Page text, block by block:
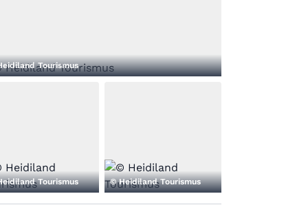
Tourismus
Tourismus © Heidiland Tourismus